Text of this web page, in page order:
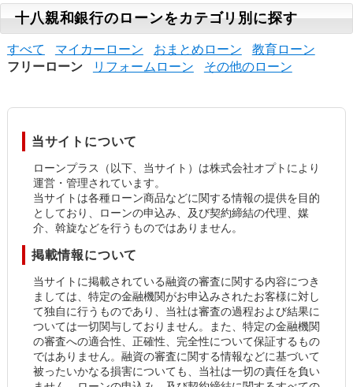
十八親和銀行のローンをカテゴリ別に探す
すべて マイカーローン おまとめローン
教育ローン
フリーローン
リフォームローン その他のローン
当サイトについて
ローンプラス（以下、当サイト）は株式会社オプトにより
運営・管理されています。
当サイトは各種ローン商品などに関する情報の提供を目的
としており、ローンの申込み、及び契約締結の代理、媒
介、斡旋などを行うものではありません。
掲載情報について
当サイトに掲載されている融資の審査に関する内容につき
ましては、特定の金融機関がお申込みされたお客様に対し
て独自に行うものであり、当社は審査の過程および結果に
ついては一切関与しておりません。また、特定の金融機関
の審査への適合性、正確性、完全性について保証するもの
ではありません。融資の審査に関する情報などに基づいて
被ったいかなる損害についても、当社は一切の責任を負い